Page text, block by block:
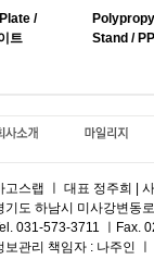
/
트
Stand /
고스랩 ㅣ 대표 정주희 |
기도 하남시 미사강변동
031-573-3711 ㅣFax.
보관리 책임자 : 나주인 ㅣ